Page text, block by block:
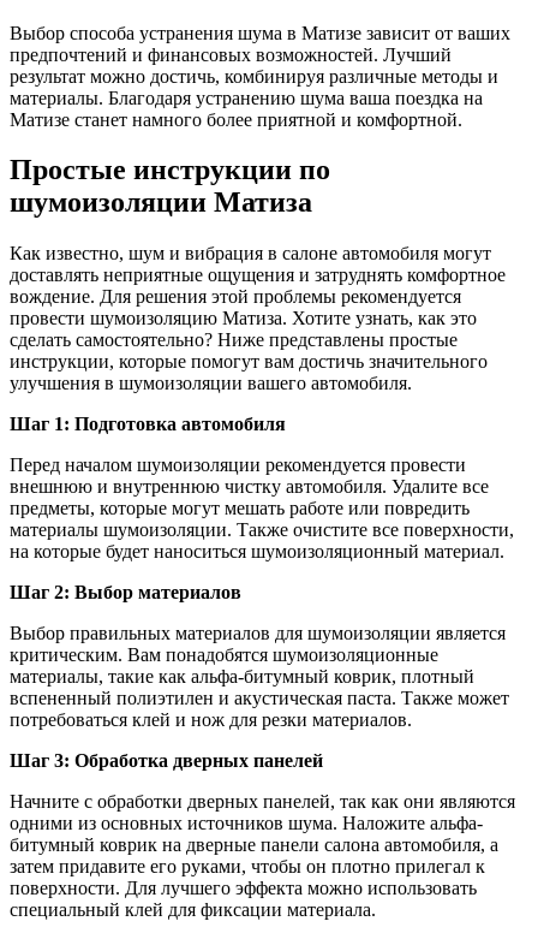
Выбор способа устранения шума в Матизе зависит от ваших
предпочтений и финансовых возможностей. Лучший
результат можно достичь, комбинируя различные методы и
материалы. Благодаря устранению шума ваша поездка на
Матизе станет намного более приятной и комфортной.
Простые инструкции по
шумоизоляции Матиза
Как известно, шум и вибрация в салоне автомобиля могут
доставлять неприятные ощущения и затруднять комфортное
вождение. Для решения этой проблемы рекомендуется
провести шумоизоляцию Матиза. Хотите узнать, как это
сделать самостоятельно? Ниже представлены простые
инструкции, которые помогут вам достичь значительного
улучшения в шумоизоляции вашего автомобиля.
Шаг 1: Подготовка автомобиля
Перед началом шумоизоляции рекомендуется провести
внешнюю и внутреннюю чистку автомобиля. Удалите все
предметы, которые могут мешать работе или повредить
материалы шумоизоляции. Также очистите все поверхности,
на которые будет наноситься шумоизоляционный материал.
Шаг 2: Выбор материалов
Выбор правильных материалов для шумоизоляции является
критическим. Вам понадобятся шумоизоляционные
материалы, такие как альфа-битумный коврик, плотный
вспененный полиэтилен и акустическая паста. Также может
потребоваться клей и нож для резки материалов.
Шаг 3: Обработка дверных панелей
Начните с обработки дверных панелей, так как они являются
одними из основных источников шума. Наложите альфа-
битумный коврик на дверные панели салона автомобиля, а
затем придавите его руками, чтобы он плотно прилегал к
поверхности. Для лучшего эффекта можно использовать
специальный клей для фиксации материала.